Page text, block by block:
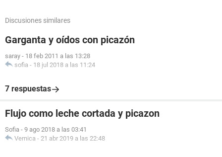
Discusiones similares
Garganta y oídos con picazón
saray - 18 feb 2011 a las 13:28
sofia - 18 jul 2018 a las 11:24
7 respuestas
Flujo como leche cortada y picazon
Sofia - 9 ago 2018 a las 03:41
Vernica - 21 abr 2019 a las 22:48